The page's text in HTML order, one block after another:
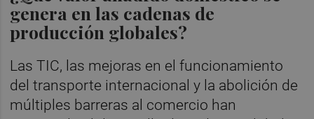
genera en las cadenas de
producción globales?
Las TIC, las mejoras en el funcionamiento
del transporte internacional y la abolición de
múltiples barreras al comercio han